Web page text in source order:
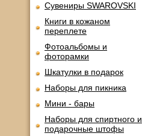
Сувениры SWAROVSKI
Книги в кожаном
переплете
Фотоальбомы и
фоторамки
Шкатулки в подарок
Наборы для пикника
Мини - бары
Наборы для спиртного и
подарочные штофы